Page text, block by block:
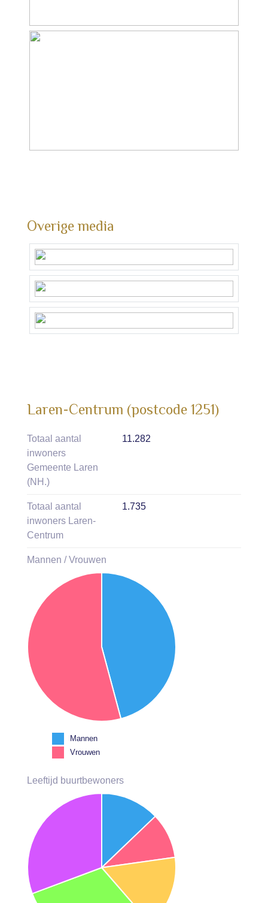
Overige media
Laren-Centrum (postcode 1251)
Totaal aantal
inwoners
Gemeente Laren
(NH.)
11.282
Totaal aantal
inwoners Laren-
Centrum
1.735
Mannen / Vrouwen
Mannen
Vrouwen
Leeftijd buurtbewoners